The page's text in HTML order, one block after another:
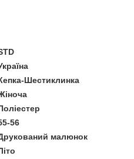
Шестиклинка
56
малюнок